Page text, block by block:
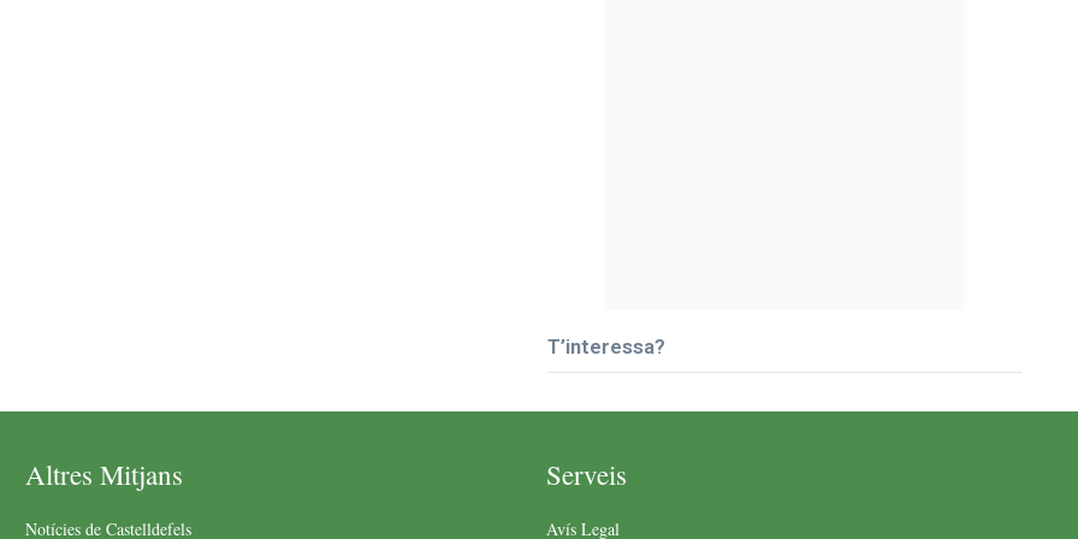
T’interessa?
Altres Mitjans
Notícies de Castelldefels
Serveis
Avís Legal